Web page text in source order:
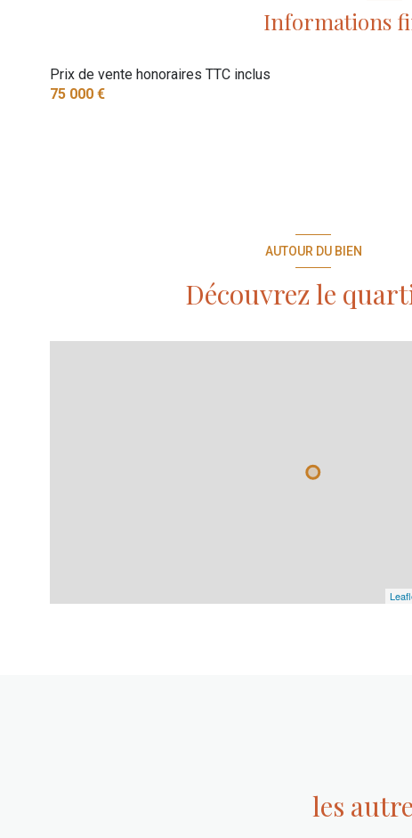
Informations
Prix de vente honoraires TTC inclus
75 000 €
AUTOUR DU BIEN
Découvrez le
les